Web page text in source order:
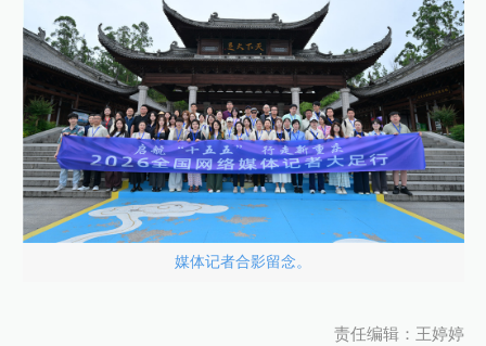
媒体记者合影留念。
责任编辑：王婷婷